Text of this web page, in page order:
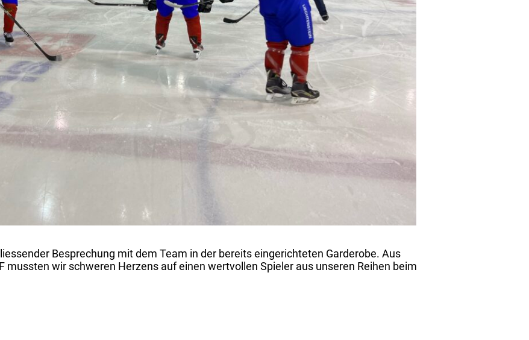
Besprechung mit dem Team in der bereits eingerichteten Garderobe. Aus
mussten wir schweren Herzens auf einen wertvollen Spieler aus unseren Reihen beim